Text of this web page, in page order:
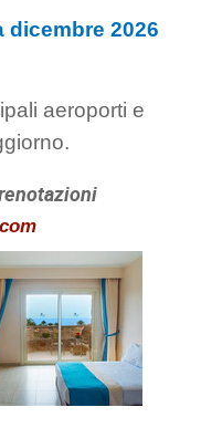
2026
aeroporti e